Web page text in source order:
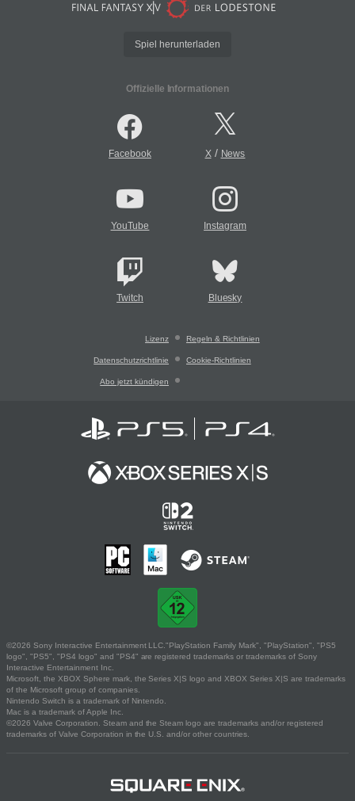
Spiel herunterladen
Offizielle Informationen
Facebook X/ News
YouTube Instagram
Twitch Bluesky
Lizenz Regeln & Richtlinien
Datenschutzrichtlinie Cookie-Richtlinien
Abo jetzt kündigen
©2026 Sony Interactive Entertainment LLC."PlayStation Family Mark", "PlayStation", "PS5
logo", "PS5", "PS4 logo" and "PS4" are registered trademarks or trademarks of Sony
Interactive Entertainment Inc.
Microsoft, the XBOX Sphere mark, the Series X|S logo and XBOX Series X|S are trademarks
of the Microsoft group of companies.
Nintendo Switch is a trademark of Nintendo.
Mac is a trademark of Apple Inc.
©2026 Valve Corporation. Steam and the Steam logo are trademarks and/or registered
trademarks of Valve Corporation in the U.S. and/or other countries.